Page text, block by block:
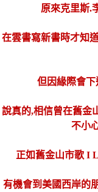
原來克里斯.
在雲書寫新書時才知
但因緣際會
說真的,相信曾在舊金
不小
正如舊金山市歌 I
有機會到美國西岸的